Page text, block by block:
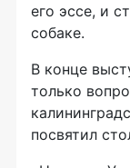
его эссе, и
собаке.
В конце
только
посвятил